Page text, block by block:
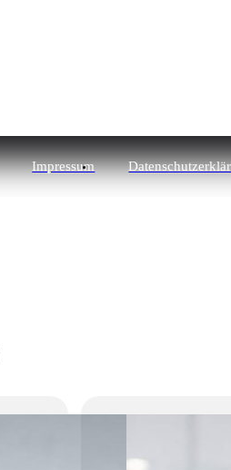
Impressum